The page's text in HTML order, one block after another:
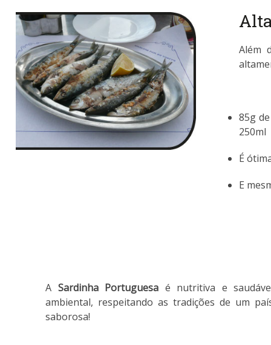
Além
85g
250ml
É
E
A Sardinha Portuguesa é nutritiva e
ambiental, respeitando as tradições de um
saborosa!